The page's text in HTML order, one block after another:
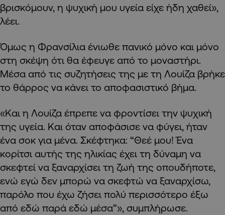
βρισκόμουν, η ψυχική μου υγεία είχε ήδη χαθεί»,
λέει.
Όμως η Φρανσίλια ένιωθε πανικό μόνο και μόνο
στη σκέψη ότι θα έφευγε από το μοναστήρι.
Μέσα από τις συζητήσεις της με τη Λουίζα βρήκε
το θάρρος να κάνει το αποφασιστικό βήμα.
«Και η Λουίζα έπρεπε να φροντίσει την ψυχική
της υγεία. Και όταν αποφάσισε να φύγει, ήταν
ένα σοκ για μένα. Σκέφτηκα: “Θεέ μου! Ένα
κορίτσι αυτής της ηλικίας έχει τη δύναμη να
σκεφτεί να ξαναρχίσει τη ζωή της οπουδήποτε,
ενώ εγώ δεν μπορώ να σκεφτώ να ξαναρχίσω,
παρόλο που έχω ζήσει πολύ περισσότερο έξω
από εδώ παρά εδώ μέσα”», συμπλήρωσε.